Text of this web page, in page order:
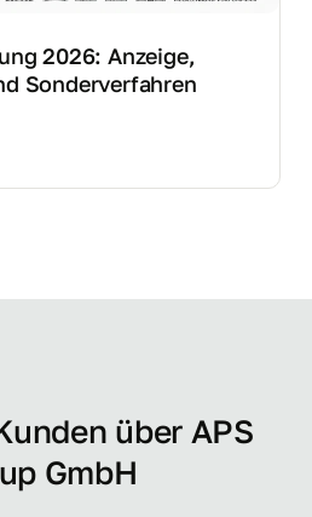
2026: Anzeige,
Sonderverfahren
über APS
GmbH